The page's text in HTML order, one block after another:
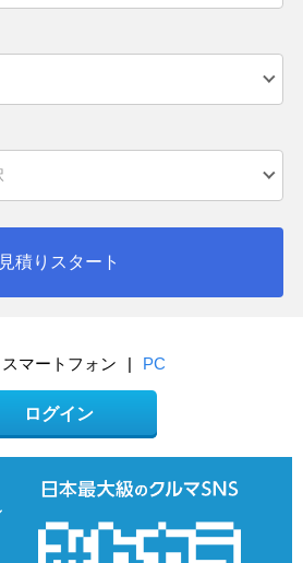
見積りスタート
スマートフォン | PC
ログイン